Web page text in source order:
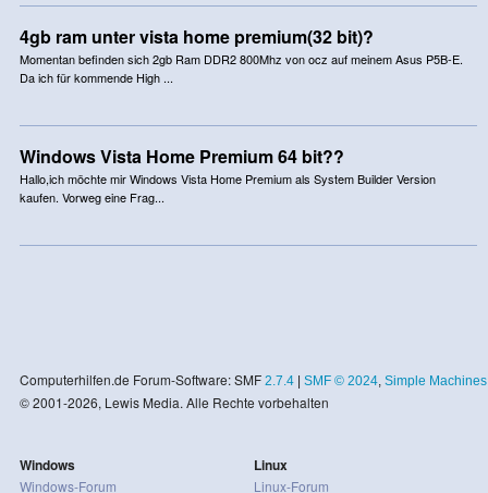
4gb ram unter vista home premium(32 bit)?
Momentan befinden sich 2gb Ram DDR2 800Mhz von ocz auf meinem Asus P5B-E.
Da ich für kommende High ...
Windows Vista Home Premium 64 bit??
Hallo,ich möchte mir Windows Vista Home Premium als System Builder Version
kaufen. Vorweg eine Frag...
Computerhilfen.de Forum-Software: SMF 2.7.4| SMF © 2024, Simple Machines
© 2001-2026, Lewis Media. Alle Rechte vorbehalten
Windows
Windows-Forum
Linux
Linux-Forum